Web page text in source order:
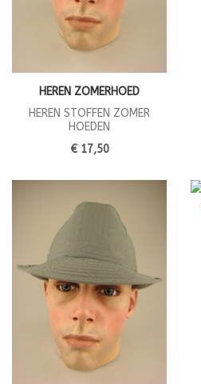
HEREN ZOMERHOED
HEREN STOFFEN ZOMER
HOEDEN
€ 17,50